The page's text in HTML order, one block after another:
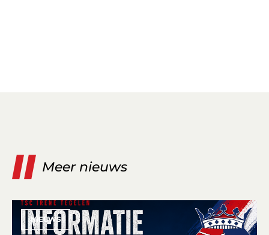
Meer nieuws
NIEUWS